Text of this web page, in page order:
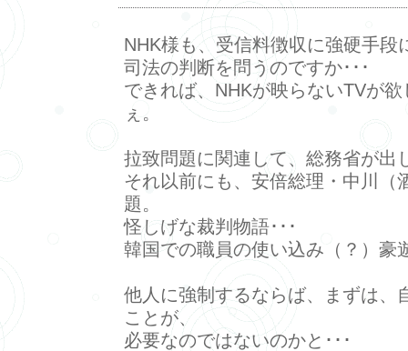
NHK様も、受信料徴収に強硬手段
司法の判断を問うのですか･･･
できれば、NHKが映らないTVが
ぇ。
拉致問題に関連して、総務省が出
それ以前にも、安倍総理・中川（
題。
怪しげな裁判物語･･･
韓国での職員の使い込み（？）豪
他人に強制するならば、まずは、
ことが、
必要なのではないのかと･･･